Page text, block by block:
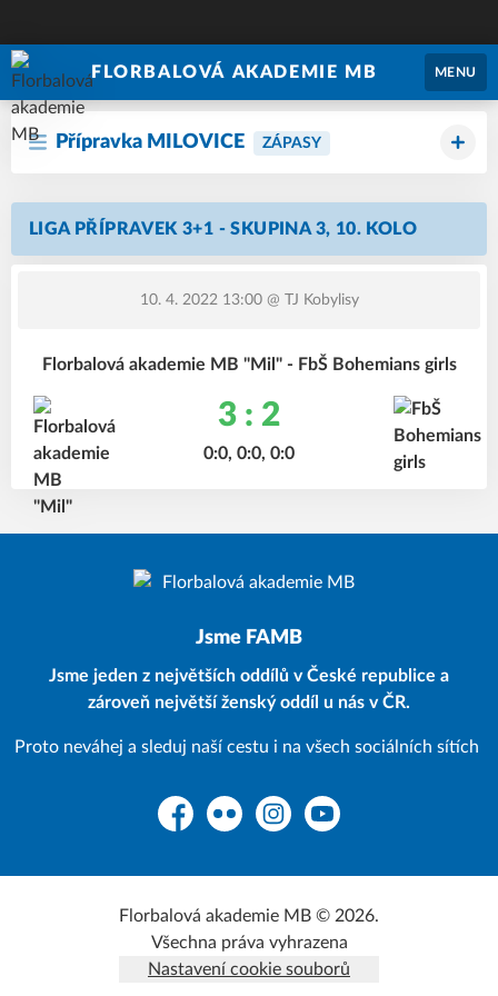
FLORBALOVÁ AKADEMIE MB MENU
Přípravka MILOVICE ZÁPASY
LIGA PŘÍPRAVEK 3+1 - SKUPINA 3, 10. KOLO
10. 4. 2022 13:00@ TJ Kobylisy
Florbalová akademie MB "Mil" - FbŠ Bohemians girls
3 : 2
0:0, 0:0, 0:0
Jsme FAMB
Jsme jeden z největších oddílů v České republice a
zároveň největší ženský oddíl u nás v ČR.
Proto neváhej a sleduj naší cestu i na všech sociálních sítích
FacebookFlickr InstagramYouTube
Florbalová akademie MB © 2026.
Všechna práva vyhrazena
Nastavení cookie souborů